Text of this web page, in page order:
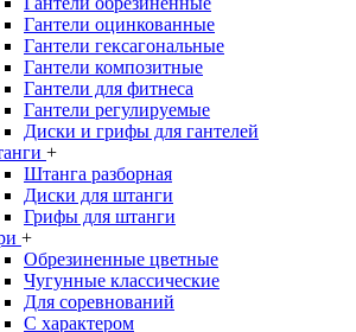
Гантели оцинкованные
Гантели гексагональные
Гантели композитные
Гантели для фитнеса
Гантели регулируемые
Диски и грифы для гантелей
+
Штанга разборная
Диски для штанги
Грифы для штанги
+
Обрезиненные цветные
Чугунные классические
Для соревнований
С характером